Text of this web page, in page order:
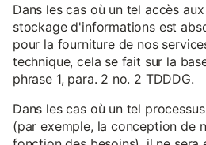
Dans les cas où un tel accès
stockage d'informations est
pour la fourniture de nos
technique, cela se fait sur la
phrase 1, para. 2 no. 2 TDDDG.
Dans les cas où un tel
(par exemple, la conception de